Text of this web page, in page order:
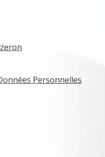
Personnelles